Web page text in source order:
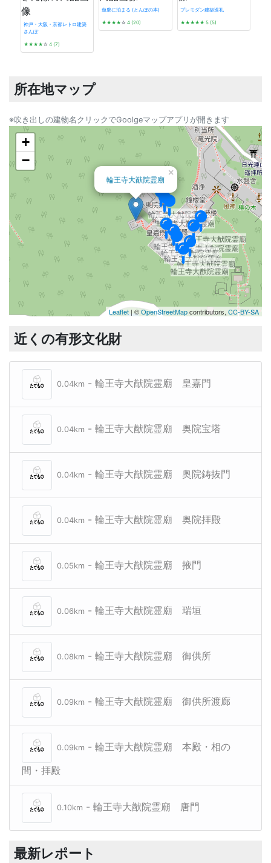
神戸・大阪・京都レトロ建築
さんぽ
★★★★☆ 4 (7)
遊廓に泊まる (とんぼの本)
★★★★☆ 4 (20)
プレモダン建築巡礼
★★★★★5 (5)
所在地マップ
※吹き出しの建物名クリックでGoolgeマップアプリが開きます
輪王寺大猷院霊廟
輪王寺大猷院霊廟
輪王寺大猷院霊廟
輪王寺大猷院霊廟
輪王寺大猷院霊廟
輪王寺大猷院霊廟
輪王寺大猷院霊廟
輪王寺大猷院霊廟
輪王寺大猷院霊廟
輪王寺大猷院霊廟
輪王寺大猷院霊廟
×
+
−
Leaflet | ©OpenStreetMapcontributors, CC-BY-SA
近くの有形文化財
0.04km - 輪王寺大猷院霊廟 皇嘉門
0.04km - 輪王寺大猷院霊廟 奥院宝塔
0.04km - 輪王寺大猷院霊廟 奥院鋳抜門
0.04km - 輪王寺大猷院霊廟 奥院拝殿
0.05km - 輪王寺大猷院霊廟 掖門
0.06km - 輪王寺大猷院霊廟 瑞垣
0.08km - 輪王寺大猷院霊廟 御供所
0.09km - 輪王寺大猷院霊廟 御供所渡廊
0.09km - 輪王寺大猷院霊廟 本殿・相の
間・拝殿
0.10km - 輪王寺大猷院霊廟 唐門
最新レポート